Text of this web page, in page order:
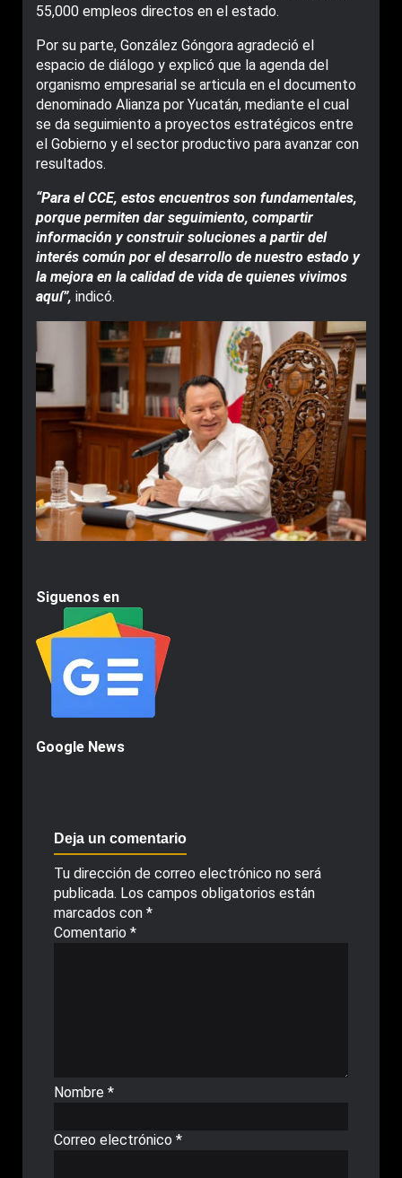
55,000 empleos directos en el estado.
Por su parte, González Góngora agradeció el
espacio de diálogo y explicó que la agenda del
organismo empresarial se articula en el documento
denominado Alianza por Yucatán, mediante el cual
se da seguimiento a proyectos estratégicos entre
el Gobierno y el sector productivo para avanzar con
resultados.
“Para el CCE, estos encuentros son fundamentales,
porque permiten dar seguimiento, compartir
información y construir soluciones a partir del
interés común por el desarrollo de nuestro estado y
la mejora en la calidad de vida de quienes vivimos
aquí”, indicó.
Siguenos en
Google News
Deja un comentario
Tu dirección de correo electrónico no será
publicada. Los campos obligatorios están
marcados con *
Comentario *
Nombre *
Correo electrónico *